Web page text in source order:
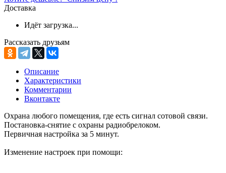
Доставка
Идёт загрузка...
Рассказать друзьям
Описание
Характеристики
Комментарии
Вконтакте
Охрана любого помещения, где есть сигнал сотовой связи.
Постановка-снятие с охраны радиобрелоком.
Первичная настройка за 5 минут.
Изменение настроек при помощи: